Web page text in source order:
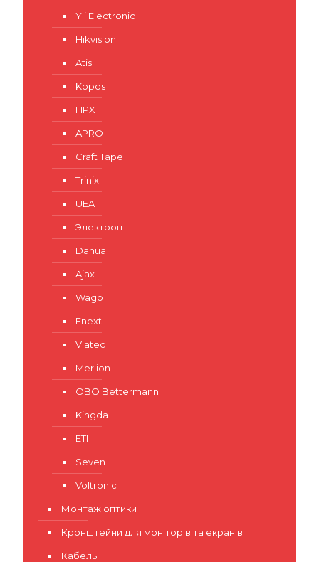
Yli Electronic
Hikvision
Atis
Kopos
HPX
APRO
Craft Tape
Trinix
UEA
Электрон
Dahua
Ajax
Wago
Enext
Viatec
Merlion
OBO Bettermann
Kingda
ETI
Seven
Voltronic
Монтаж оптики
Кронштейни для моніторів та екранів
Кабель